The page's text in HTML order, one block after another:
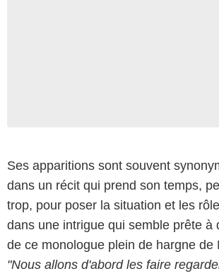
Ses apparitions sont souvent
dans un récit qui prend son temps,
trop, pour poser la situation et les
dans une intrigue qui semble prête à
de ce monologue plein de hargne de
"Nous allons d'abord les faire